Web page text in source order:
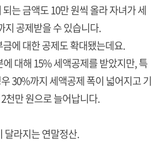
는 금액도 10만 원씩 올라 자녀가 세
지 공제받을 수 있습니다.
에 대한 공제도 확대됐는데요.
대해 15% 세액공제를 받았지만, 특
30%까지 세액공제 폭이 넓어지고 기
천만 원으로 늘어납니다.
달라지는 연말정산.